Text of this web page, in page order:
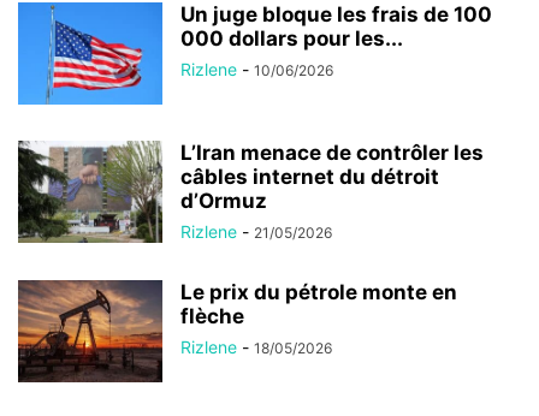
Un juge bloque les frais de 100
000 dollars pour les...
Rizlene - 10/06/2026
L’Iran menace de contrôler les
câbles internet du détroit
d’Ormuz
Rizlene - 21/05/2026
Le prix du pétrole monte en
flèche
Rizlene - 18/05/2026